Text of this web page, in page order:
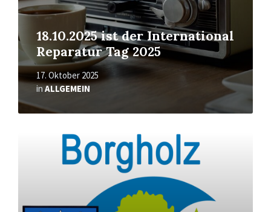
18.10.2025 ist der International
Reparatur Tag 2025
17. Oktober 2025
in ALLGEMEIN